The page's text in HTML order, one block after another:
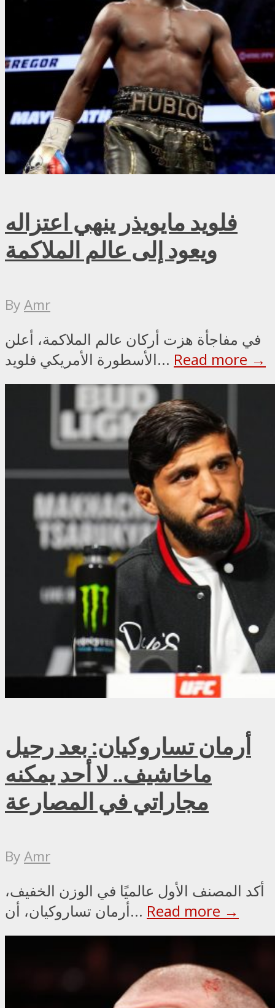
فلويد مايويذر ينهي اعتزاله
ويعود إلى عالم الملاكمة
ByAmr
في مفاجأة هزت أركان عالم الملاكمة، أعلن
الأسطورة الأمريكي فلويد... Read more →
أرمان تساروكيان: بعد رحيل
ماخاشيف.. لا أحد يمكنه
مجاراتي في المصارعة
ByAmr
أكد المصنف الأول عالميًا في الوزن الخفيف،
أرمان تساروكيان، أن... Read more →